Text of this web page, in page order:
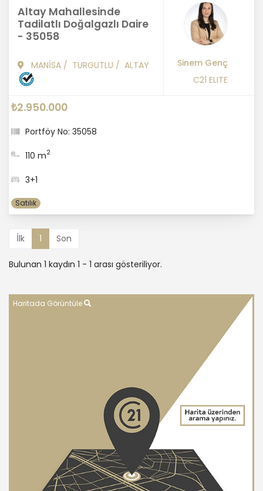
Altay Mahallesinde
Tadilatlı Doğalgazlı Daire
- 35058
MANİSA / TURGUTLU / ALTAY
Sinem Genç
C21 ELITE
₺2.950.000
Portföy No: 35058
110 m2
3+1
Satılık
İlk 1 Son
Bulunan 1 kaydın 1 - 1 arası gösteriliyor.
Haritada Görüntüle